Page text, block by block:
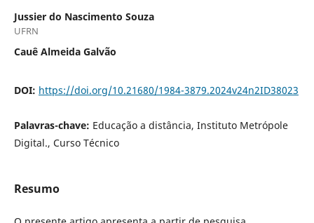
Jussier do Nascimento Souza
UFRN
Cauê Almeida Galvão
DOI: https://doi.org/10.21680/1984-3879.2024v24n2ID38023
Palavras-chave: Educação a distância, Instituto Metrópole
Digital., Curso Técnico
Resumo